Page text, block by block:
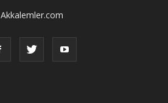
Akkalemler.com